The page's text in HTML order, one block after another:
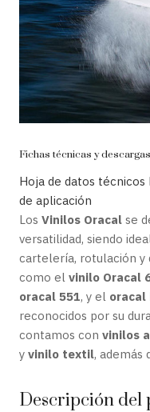
Fichas técnicas y descargas
Hoja de datos técnicos
de aplicación
Los Vinilos Oracal se
versatilidad, siendo
cartelería, rotulación y
como el vinilo Oracal
oracal 551, y el oracal
reconocidos por su
contamos con vinilos
y vinilo textil, además
Descripción del